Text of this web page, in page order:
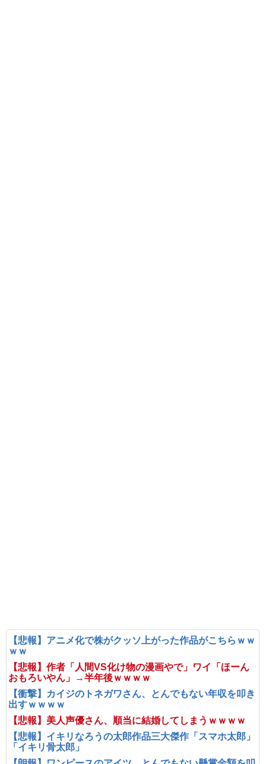
【悲報】アニメ化で株がクッソ上がった作品がこちらｗｗ
ｗｗ
【悲報】作者「人間VS化け物の漫画やで」ワイ「ほーん
おもろいやん」→半年後ｗｗｗｗ
【衝撃】カイジのトネガワさん、とんでもない年収を叩き
出すｗｗｗｗ
【悲報】美人声優さん、順当に結婚してしまうｗｗｗｗ
【悲報】イキリなろうの太郎作品三大傑作「スマホ太郎」
「イキリ骨太郎」